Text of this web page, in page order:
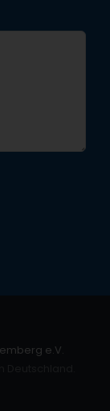
e.V.